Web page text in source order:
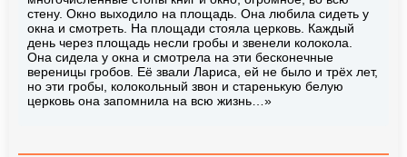
стену. Окно выходило на площадь. Она любила сидеть у
окна и смотреть. На площади стояла церковь. Каждый
день через площадь несли гробы и звенели колокола.
Она сидела у окна и смотрела на эти бесконечные
вереницы гробов. Её звали Лариса, ей не было и трёх лет,
но эти гробы, колокольный звон и старенькую белую
церковь она запомнила на всю жизнь…»